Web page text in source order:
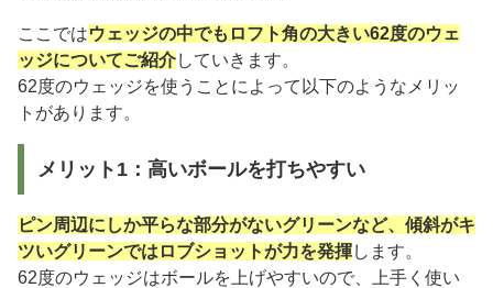
ここではウェッジの中でもロフト角の大きい62度のウェ
ッジについてご紹介していきます。
62度のウェッジを使うことによって以下のようなメリッ
トがあります。
メリット1：高いボールを打ちやすい
ピン周辺にしか平らな部分がないグリーンなど、傾斜がキ
ツいグリーンではロブショットが力を発揮します。
62度のウェッジはボールを上げやすいので、上手く使い